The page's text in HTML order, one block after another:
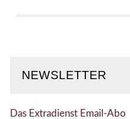
NEWSLETTER
Das Extradienst Email-Abo